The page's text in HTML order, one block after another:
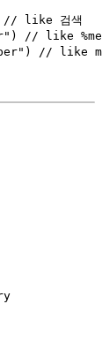
// like 검색
" )
// like
" ) // like